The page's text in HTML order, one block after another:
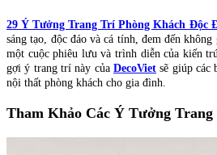
29 Ý Tưởng Trang Trí Phòng Khách Độc
sáng tạo, độc đáo và cá tính, đem đến
một cuộc phiêu lưu và trình diễn của kiến
gợi ý trang trí này của DecoViet sẽ giúp các
nội thất phòng khách cho gia đình.
Tham Khảo Các Ý Tưởng